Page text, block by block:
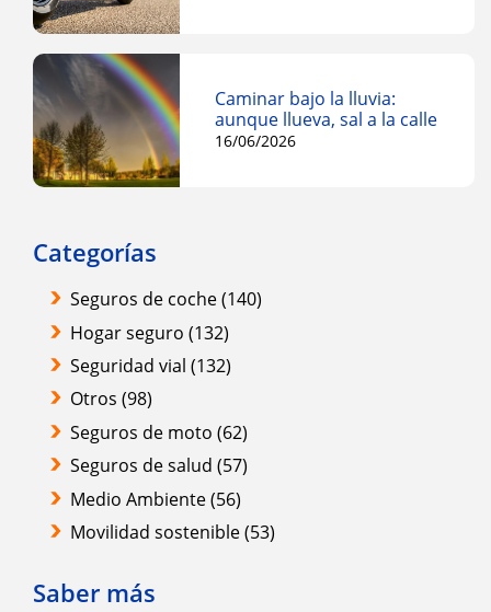
Caminar bajo la lluvia:
aunque llueva, sal a la calle
16/06/2026
Categorías
Seguros de coche(140)
Hogar seguro (132)
Seguridad vial (132)
Otros (98)
Seguros de moto (62)
Seguros de salud (57)
Medio Ambiente(56)
Movilidad sostenible(53)
Saber más